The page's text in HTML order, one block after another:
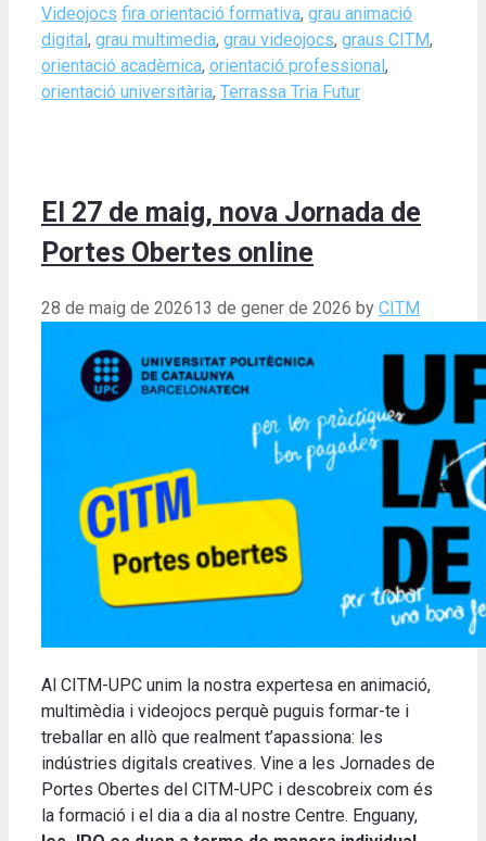
Videojocs Tags
fira orientació formativa, grau animació
digital, grau multimedia, grau videojocs, graus CITM,
orientació acadèmica, orientació professional,
orientació universitària, Terrassa Tria Futur
El 27 de maig, nova Jornada de
Portes Obertes online
28 de maig de 202613 de gener de 2026 by CITM
Al CITM-UPC unim la nostra expertesa en animació,
multimèdia i videojocs perquè puguis formar-te i
treballar en allò que realment t’apassiona: les
indústries digitals creatives. Vine a les Jornades de
Portes Obertes del CITM-UPC i descobreix com és
la formació i el dia a dia al nostre Centre. Enguany,